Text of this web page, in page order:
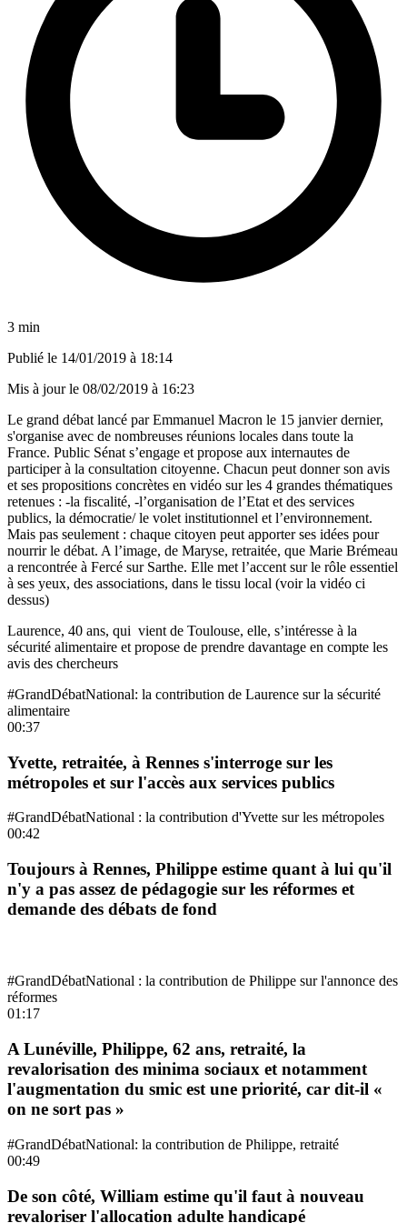
3 min
Publié le 14/01/2019 à 18:14
Mis à jour le 08/02/2019 à 16:23
Le grand débat lancé par Emmanuel Macron le 15 janvier dernier,
s'organise avec de nombreuses réunions locales dans toute la
France. Public Sénat s’engage et propose aux internautes de
participer à la consultation citoyenne. Chacun peut donner son avis
et ses propositions concrètes en vidéo sur les 4 grandes thématiques
retenues : -la fiscalité, -l’organisation de l’Etat et des services
publics, la démocratie/ le volet institutionnel et l’environnement.
Mais pas seulement : chaque citoyen peut apporter ses idées pour
nourrir le débat. A l’image, de Maryse, retraitée, que Marie Brémeau
a rencontrée à Fercé sur Sarthe. Elle met l’accent sur le rôle essentiel
à ses yeux, des associations, dans le tissu local (voir la vidéo ci
dessus)
Laurence, 40 ans, qui vient de Toulouse, elle, s’intéresse à la
sécurité alimentaire et propose de prendre davantage en compte les
avis des chercheurs
#GrandDébatNational: la contribution de Laurence sur la sécurité
alimentaire
00:37
Yvette, retraitée, à Rennes s'interroge sur les
métropoles et sur l'accès aux services publics
#GrandDébatNational : la contribution d'Yvette sur les métropoles
00:42
Toujours à Rennes, Philippe estime quant à lui qu'il
n'y a pas assez de pédagogie sur les réformes et
demande des débats de fond
#GrandDébatNational : la contribution de Philippe sur l'annonce des
réformes
01:17
A Lunéville, Philippe, 62 ans, retraité, la
revalorisation des minima sociaux et notamment
l'augmentation du smic est une priorité, car dit-il «
on ne sort pas »
#GrandDébatNational: la contribution de Philippe, retraité
00:49
De son côté, William estime qu'il faut à nouveau
revaloriser l'allocation adulte handicapé